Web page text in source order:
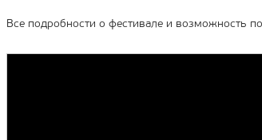
Все подробности о фестивале и возможность